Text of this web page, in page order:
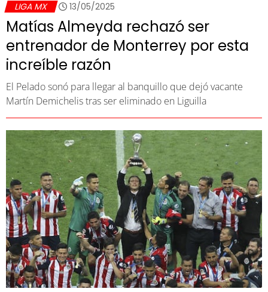
LIGA MX 13/05/2025
Matías Almeyda rechazó ser
entrenador de Monterrey por esta
increíble razón
El Pelado sonó para llegar al banquillo que dejó vacante
Martín Demichelis tras ser eliminado en Liguilla